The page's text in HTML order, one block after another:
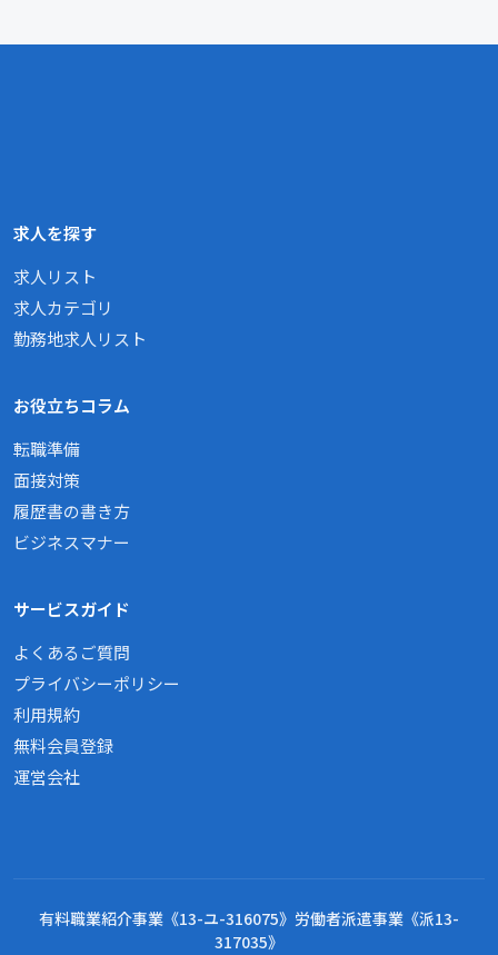
求人を探す
求人リスト
求人カテゴリ
勤務地求人リスト
お役立ちコラム
転職準備
面接対策
履歴書の書き方
ビジネスマナー
サービスガイド
よくあるご質問
プライバシーポリシー
利用規約
無料会員登録
運営会社
有料職業紹介事業《13-ユ-316075》労働者派遣事業《派13-
317035》